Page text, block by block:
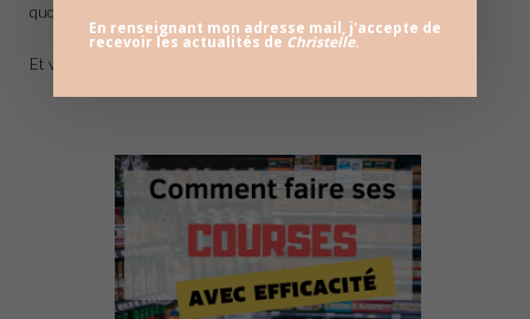
quotidien.
Et vous ? Comment ça se passe les courses chez vous ?
En renseignant mon adresse mail, j'accepte de
recevoir les actualités de Christelle.